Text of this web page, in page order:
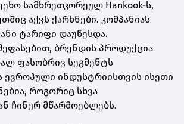
სამხრეთკორეულ Hankook-ს,
აქვს ქარხნები. კომპანიას
ტარიფი დაუწესდა.
ბრენდის პროდუქცია
ფასობრივ სეგმენტს
ევროპული ინდუსტრიისთვის ისეთი
როგორიც სხვა
ჩინურ მწარმოებლებს.